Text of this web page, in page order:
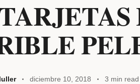
diciembre 10, 2018 3 min read